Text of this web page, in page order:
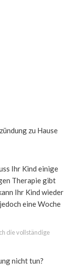
zu Hause
Ihr Kind einige
Therapie gibt
Ihr Kind wieder
eine Woche
die vollständige
nicht tun?